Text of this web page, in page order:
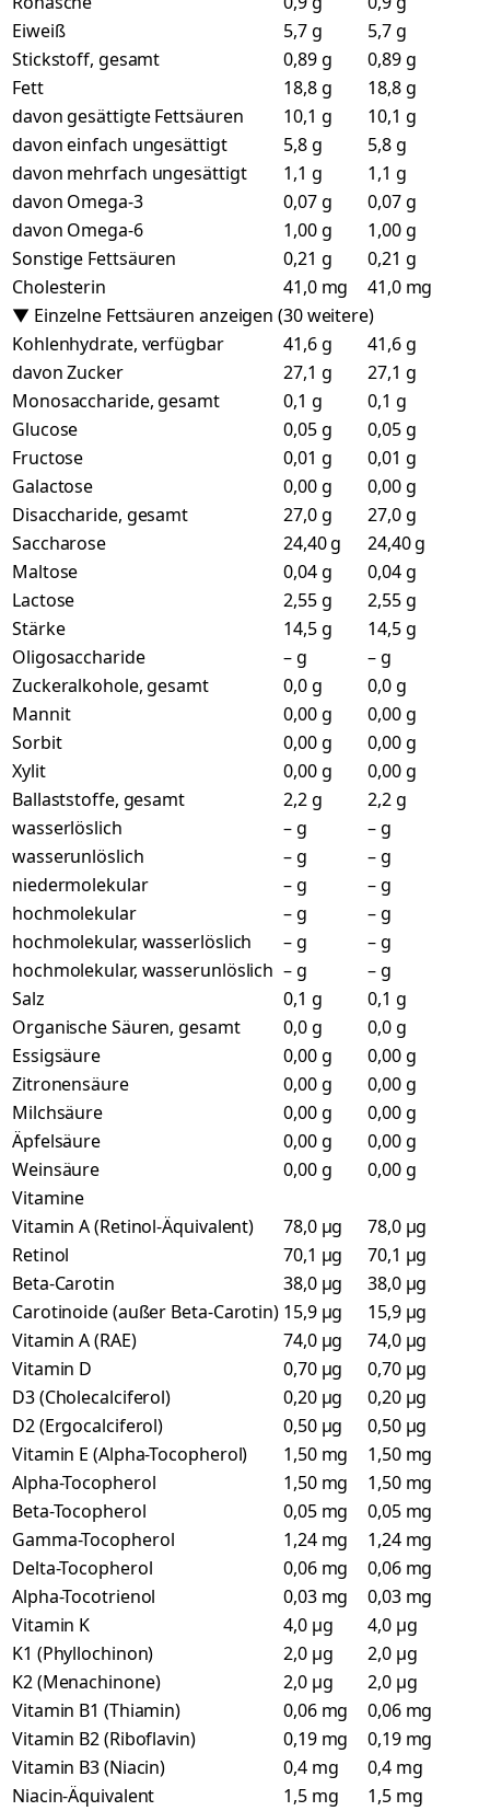
Eiweiß
5,7 g
5,7 g
Stickstoff, gesamt
0,89 g
0,89 g
Fett
18,8 g
18,8 g
davon gesättigte Fettsäuren
10,1 g
10,1 g
davon einfach ungesättigt
5,8 g
5,8 g
davon mehrfach ungesättigt
1,1 g
1,1 g
davon Omega-3
0,07 g
0,07 g
davon Omega-6
1,00 g
1,00 g
Sonstige Fettsäuren
0,21 g
0,21 g
Cholesterin
41,0 mg
41,0 mg
▼ Einzelne Fettsäuren anzeigen (30 weitere)
Kohlenhydrate, verfügbar
41,6 g
41,6 g
davon Zucker
27,1 g
27,1 g
Monosaccharide, gesamt
0,1 g
0,1 g
Glucose
0,05 g
0,05 g
Fructose
0,01 g
0,01 g
Galactose
0,00 g
0,00 g
Disaccharide, gesamt
27,0 g
27,0 g
Saccharose
24,40 g
24,40 g
Maltose
0,04 g
0,04 g
Lactose
2,55 g
2,55 g
Stärke
14,5 g
14,5 g
Oligosaccharide
– g
– g
Zuckeralkohole, gesamt
0,0 g
0,0 g
Mannit
0,00 g
0,00 g
Sorbit
0,00 g
0,00 g
Xylit
0,00 g
0,00 g
Ballaststoffe, gesamt
2,2 g
2,2 g
wasserlöslich
– g
– g
wasserunlöslich
– g
– g
niedermolekular
– g
– g
hochmolekular
– g
– g
hochmolekular, wasserlöslich
– g
– g
hochmolekular, wasserunlöslich – g
– g
Salz
0,1 g
0,1 g
Organische Säuren, gesamt
0,0 g
0,0 g
Essigsäure
0,00 g
0,00 g
Zitronensäure
0,00 g
0,00 g
Milchsäure
0,00 g
0,00 g
Äpfelsäure
0,00 g
0,00 g
Weinsäure
0,00 g
0,00 g
Vitamine
Vitamin A (Retinol-Äquivalent)
78,0 µg
78,0 µg
Retinol
70,1 µg
70,1 µg
Beta-Carotin
38,0 µg
38,0 µg
Carotinoide (außer Beta-Carotin) 15,9 µg
15,9 µg
Vitamin A (RAE)
74,0 µg
74,0 µg
Vitamin D
0,70 µg
0,70 µg
D3 (Cholecalciferol)
0,20 µg
0,20 µg
D2 (Ergocalciferol)
0,50 µg
0,50 µg
Vitamin E (Alpha-Tocopherol)
1,50 mg
1,50 mg
Alpha-Tocopherol
1,50 mg
1,50 mg
Beta-Tocopherol
0,05 mg
0,05 mg
Gamma-Tocopherol
1,24 mg
1,24 mg
Delta-Tocopherol
0,06 mg
0,06 mg
Alpha-Tocotrienol
0,03 mg
0,03 mg
Vitamin K
4,0 µg
4,0 µg
K1 (Phyllochinon)
2,0 µg
2,0 µg
K2 (Menachinone)
2,0 µg
2,0 µg
Vitamin B1 (Thiamin)
0,06 mg
0,06 mg
Vitamin B2 (Riboflavin)
0,19 mg
0,19 mg
Vitamin B3 (Niacin)
0,4 mg
0,4 mg
Niacin-Äquivalent
1,5 mg
1,5 mg